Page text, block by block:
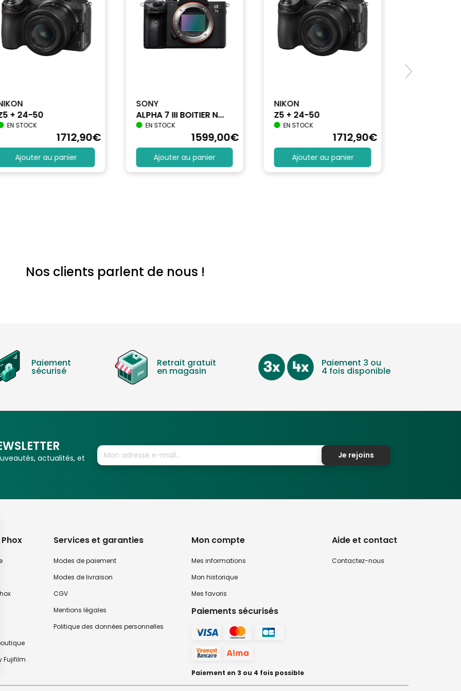
seul)
ISO
Teal & Orange, Coucher de soleil, Vert Forêt, Bleu Classique FOV, Jaune Classique FOV, Monochrome)
mouvement prédictif), Focus manuel
ISO
/ Italien / Chinois (Simplifié) / Chinois (Traditionnel) / Coréen / Russe / Néerlandais / Polonais / Portugais / Danois /
au point (focus peaking), Fonction de déclenchement AF, AF-ON, Mise au point rapide, Pré-AF, AF pendant l'exposition en
exposé?Surexposé) (Séquence modifiable)
Low Speed : 3 vues/sec
+ 24-50
EN STOCK
1712,90€
Ajouter au panier
SONY
ALPHA 7 III BOITIER N...
EN STOCK
1599,00€
Ajouter au panier
NIKON
Z5 + 24-50
EN STOCK
1712,90€
Ajouter au panier
Nos clients parlent de nous !
Paiement
sécurisé
Retrait gratuit
en magasin
Paiement 3 ou
4 fois disponible
actualités, et Je rejoins
Fujifilm
Services et garanties
Modes de paiement
Modes de livraison
CGV
Mentions légales
Politique des données personnelles
Mon compte
Mes informations
Mon historique
Mes favoris
Paiements sécurisés
Paiement en 3 ou 4 fois possible
Aide et contact
Contactez-nous